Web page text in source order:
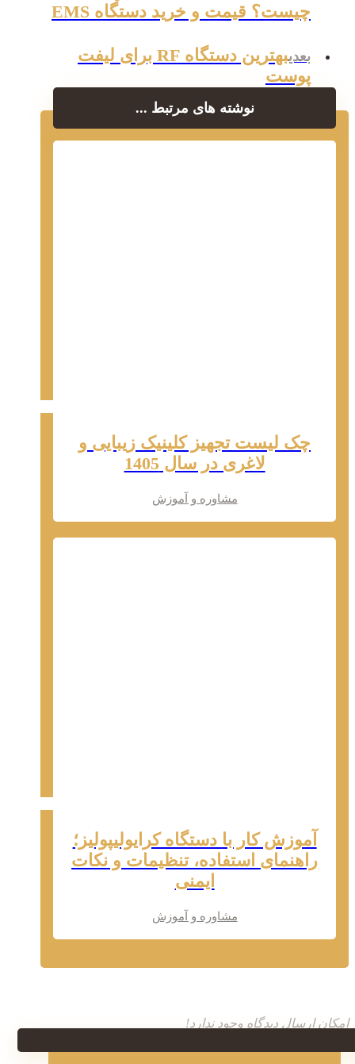
چیست؟ قیمت و خرید دستگاه EMS
بعدی
بهترین دستگاه RF برای لیفت
پوست
نوشته های مرتبط ...
چک لیست تجهیز کلینیک زیبایی و
لاغری در سال 1405
مشاوره و آموزش
آموزش کار با دستگاه کرایولیپولیز؛
راهنمای استفاده، تنظیمات و نکات
ایمنی
مشاوره و آموزش
امکان ارسال دیدگاه وجود ندارد!